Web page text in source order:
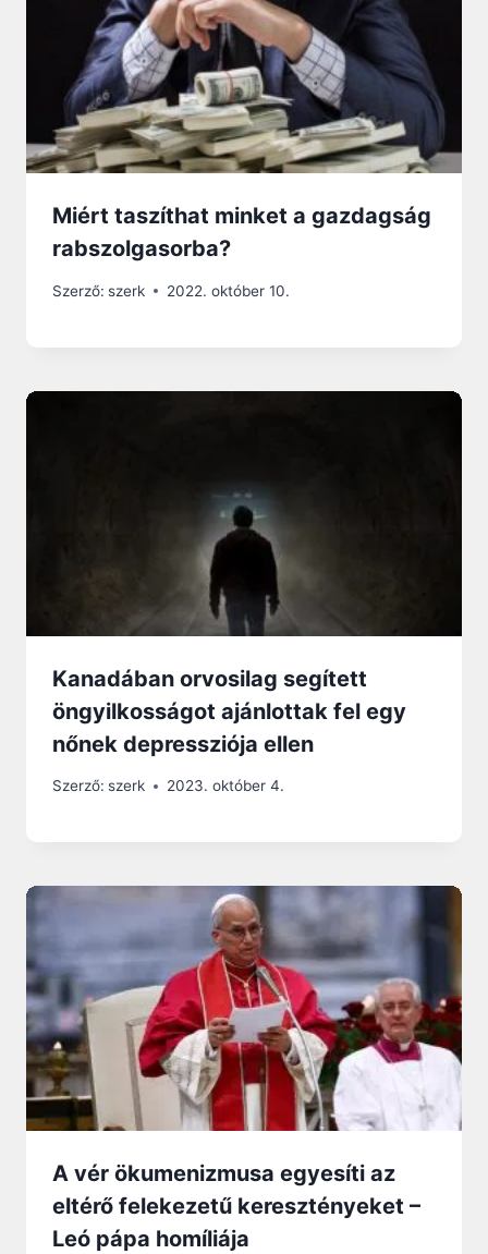
Miért taszíthat minket a gazdagság
rabszolgasorba?
Szerző: szerk 2022. október 10.
Kanadában orvosilag segített
öngyilkosságot ajánlottak fel egy
nőnek depressziója ellen
Szerző: szerk 2023. október 4.
A vér ökumenizmusa egyesíti az
eltérő felekezetű keresztényeket –
Leó pápa homíliája